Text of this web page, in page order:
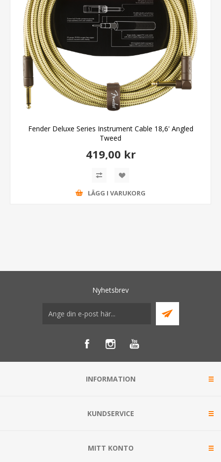
Fender Deluxe Series Instrument Cable 18,6' Angled
Tweed
419,00 kr
LÄGG I VARUKORG
Nyhetsbrev
INFORMATION
KUNDSERVICE
MITT KONTO